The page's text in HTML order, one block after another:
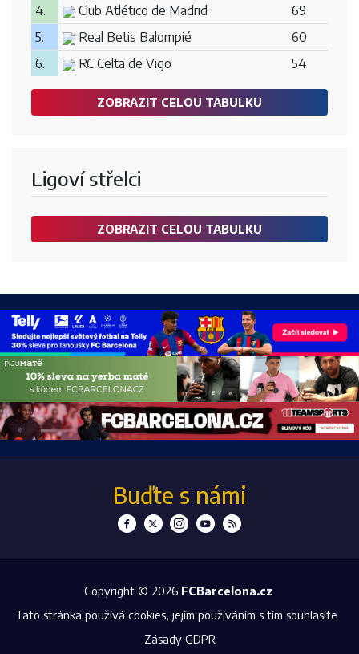
4.
Club Atlético de Madrid
69
5.
Real Betis Balompié
60
6.
RC Celta de Vigo 54
ZOBRAZIT CELOU TABULKU
Ligoví střelci
ZOBRAZIT CELOU TABULKU
Buďte s námi
Copyright © 2026 FCBarcelona.cz
Tato stránka používá cookies, jejím používáním s tím souhlasíte
Zásady GDPR